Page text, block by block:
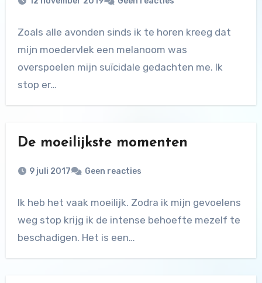
Zoals alle avonden sinds ik te horen kreeg dat
mijn moedervlek een melanoom was
overspoelen mijn suïcidale gedachten me. Ik
stop er…
De moeilijkste momenten
9 juli 2017 Geen reacties
Ik heb het vaak moeilijk. Zodra ik mijn gevoelens
weg stop krijg ik de intense behoefte mezelf te
beschadigen. Het is een…